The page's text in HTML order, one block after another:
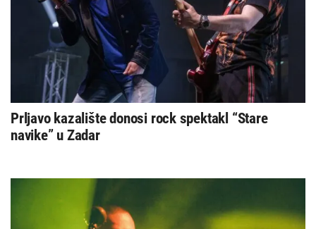
Prljavo kazalište donosi rock spektakl “Stare
navike” u Zadar